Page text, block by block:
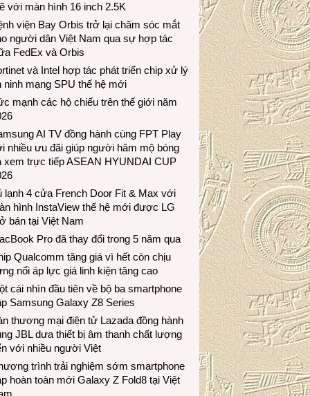
với màn hình 16 inch 2.5K
viện Bay Orbis trở lại chăm sóc mắt
người dân Việt Nam qua sự hợp tác
FedEx và Orbis
và Intel hợp tác phát triển chip xử lý
ninh mạng SPU thế hệ mới
mạnh các hộ chiếu trên thế giới năm
AI TV đồng hành cùng FPT Play
nhiều ưu đãi giúp người hâm mộ bóng
xem trực tiếp ASEAN HYUNDAI CUP
lạnh 4 cửa French Door Fit & Max với
hình InstaView thế hệ mới được LG
bán tại Việt Nam
Pro đã thay đổi trong 5 năm qua
Qualcomm tăng giá vì hết còn chịu
nổi áp lực giá linh kiện tăng cao
cái nhìn đầu tiên về bộ ba smartphone
Samsung Galaxy Z8 Series
thương mại điện tử Lazada đồng hành
JBL dưa thiết bị âm thanh chất lượng
với nhiều người Việt
trình trải nghiệm sớm smartphone
hoàn toàn mới Galaxy Z Fold8 tại Việt